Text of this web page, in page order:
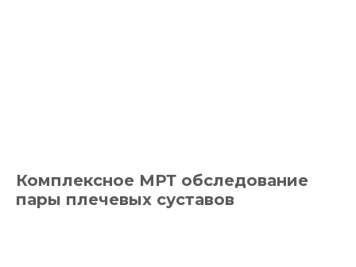
Комплексное МРТ обследование
пары плечевых суставов